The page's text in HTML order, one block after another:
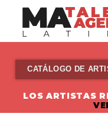
content
CATÁLOGO DE
LOS ARTISTAS